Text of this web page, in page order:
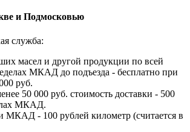
и Подмосковью
служба:
масел и другой продукции по всей
МКАД до подъезда - бесплатно при
руб.
50 000 руб. стоимость доставки - 500
МКАД.
МКАД - 100 рублей километр (считается в